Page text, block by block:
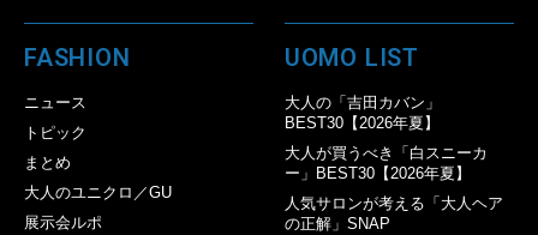
FASHION
ニュース
トピック
まとめ
大人のユニクロ／GU
展示会ルポ
UOMO LIST
大人の「吉田カバン」
BEST30【2026年夏】
大人が買うべき「白スニーカ
ー」BEST30【2026年夏】
人気サロンが考える「大人ヘア
の正解」SNAP